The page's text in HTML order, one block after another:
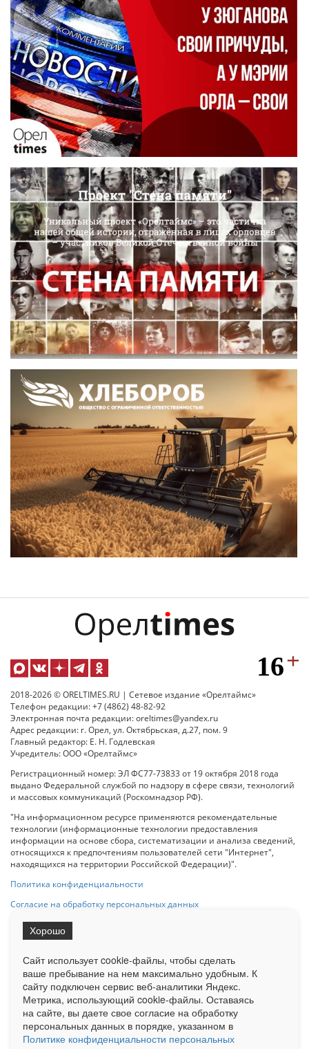
2018-2026 © ORELTIMES.RU | Сетевое издание «Орелтаймс»
Телефон редакции: +7 (4862) 48-82-92
Электронная почта редакции: oreltimes@yandex.ru
Адрес редакции: г. Орел, ул. Октябрьская, д.27, пом. 9
Главный редактор: Е. Н. Годлевская
Учредитель: ООО «Орелтаймс»
Регистрационный номер: ЭЛ ФС77-73833 от 19 октября 2018 года
выдано Федеральной службой по надзору в сфере связи, технологий
и массовых коммуникаций (Роскомнадзор РФ).
"На информационном ресурсе применяются рекомендательные
технологии (информационные технологии предоставления
информации на основе сбора, систематизации и анализа сведений,
относящихся к предпочтениям пользователей сети "Интернет",
находящихся на территории Российской Федерации)".
Политика конфиденциальности
Согласие на обработку персональных данных
на Сетевое издание «ОрелТаймс» обязательна.
Ограниченная статистика посещаемости доступна на сайте
Liveinternet.ru . Подробная статистика для рекламодателей по запросу
у менеджера.
Реклама Документы О нас Контакты
Сайт использует cookie-файлы, чтобы сделать
ваше пребывание на нем максимально удобным. К
cайту подключен сервис веб-аналитики Яндекс.
Метрика, использующий cookie-файлы. Оставаясь
на сайте, вы даете свое согласие на обработку
персональных данных в порядке, указанном в
Политике конфиденциальности персональных
Хорошо